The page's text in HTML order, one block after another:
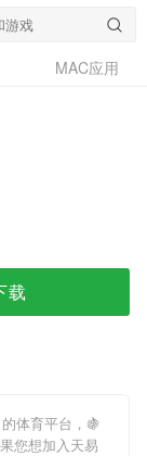
MAC应用
载
体育平台，🍇
您想加入天易